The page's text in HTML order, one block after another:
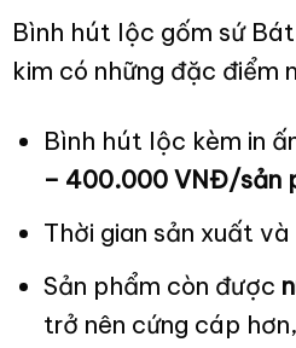
Bình hút lộc gốm sứ
kim có những đặc điểm
Bình hút lộc kèm in
– 400.000 VNĐ/sản
Thời gian sản xuất
Sản phẩm còn được
trở nên cứng cáp